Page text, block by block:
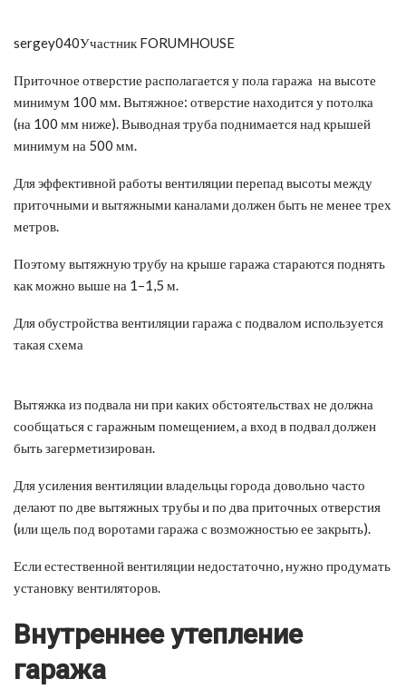
sergey040Участник FORUMHOUSE
Приточное отверстие располагается у пола гаража на высоте
минимум 100 мм. Вытяжное: отверстие находится у потолка
(на 100 мм ниже). Выводная труба поднимается над крышей
минимум на 500 мм.
Для эффективной работы вентиляции перепад высоты между
приточными и вытяжными каналами должен быть не менее трех
метров.
Поэтому вытяжную трубу на крыше гаража стараются поднять
как можно выше на 1–1,5 м.
Для обустройства вентиляции гаража с подвалом используется
такая схема
Вытяжка из подвала ни при каких обстоятельствах не должна
сообщаться с гаражным помещением, а вход в подвал должен
быть загерметизирован.
Для усиления вентиляции владельцы города довольно часто
делают по две вытяжных трубы и по два приточных отверстия
(или щель под воротами гаража с возможностью ее закрыть).
Если естественной вентиляции недостаточно, нужно продумать
установку вентиляторов.
Внутреннее утепление
гаража